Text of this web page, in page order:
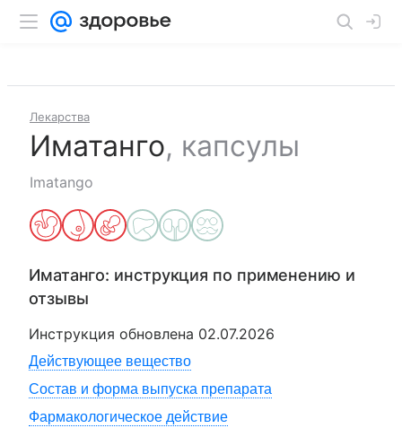
Лекарства
Иматанго, капсулы
Imatango
Иматанго: инструкция по применению и
отзывы
Инструкция обновлена 02.07.2026
Действующее вещество
Состав и форма выпуска препарата
Фармакологическое действие